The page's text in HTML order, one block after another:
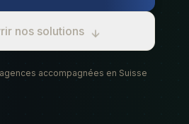
nos solutions
agences accompagnées en Suisse